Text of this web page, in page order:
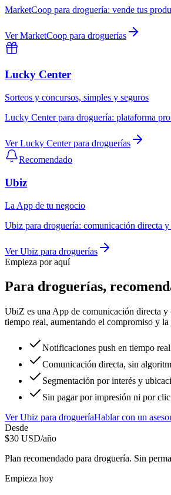
MarketCoop para droguería: vende tus
VerMarketCoop para droguerías
Lucky Center
Sorteos y concursos, simples y seguros
Lucky Centerpara droguería: plataforma
VerLucky Centerpara droguerías
Recomendado
Ubiz
La App de tu negocio
Ubiz para droguería: comunicación directa
VerUbiz para droguerías
Empieza por aquí
Para droguerías,
UbiZ es una App de comunicación directa y
tiempo real, aumentando el compromiso y
Notificaciones push en tiempo real
Comunicación directa, sin
Segmentación por interés y
Sin pagar por impresión ni por clic
VerUbiz para drogueríaHablar con un
Desde
$30 USD/año
Plan recomendado para droguería. Sin
Empieza hoy